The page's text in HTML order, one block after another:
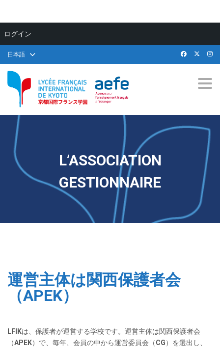
ログイン
日本語
L’ASSOCIATION
GESTIONNAIRE
運営主体は関西保護者会
（APEK）
LFIKは、保護者が運営する学校です。運営主体は関西保護者会
（APEK）で、毎年、会員の中から運営委員会（CG）を選出し、